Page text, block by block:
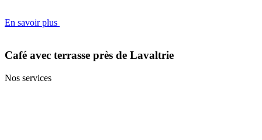
En savoir plus
Café avec terrasse près de Lavaltrie
Nos services